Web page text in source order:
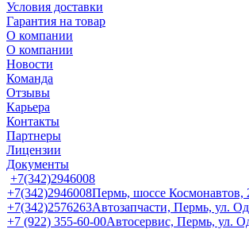
Условия доставки
Гарантия на товар
О компании
О компании
Новости
Команда
Отзывы
Карьера
Контакты
Партнеры
Лицензии
Документы
+7(342)2946008
+7(342)2946008Пермь, шоссе Космонавтов,
+7(342)2576263Автозапчасти, Пермь, ул.
+7 (922) 355-60-00Автосервис, Пермь, ул.